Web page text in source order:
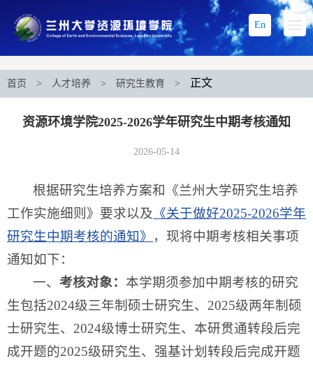
En
首页 > 人才培养 > 研究生教育 > 正文
资源环境学院2025-2026学年研究生中期考核通知
2026-05-14
根据研究生培养方案和《兰州大学研究生培养
工作实施细则》要求以及 《关于做好2025-2026学年
研究生中期考核的通知》
，现将中期考核相关事项
通知如下：
一、考核对象： 本学期须参加中期考核的研究
生包括2024级三年制硕士研究生、2025级两年制硕
士研究生、2024级博士研究生、本研贯通转段后完
成开题的2025级研究生、强基计划转段后完成开题